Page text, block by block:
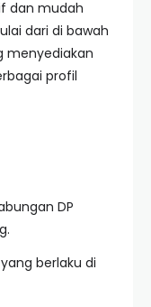
dan mudah
dari di bawah
menyediakan
profil
DP
berlaku di